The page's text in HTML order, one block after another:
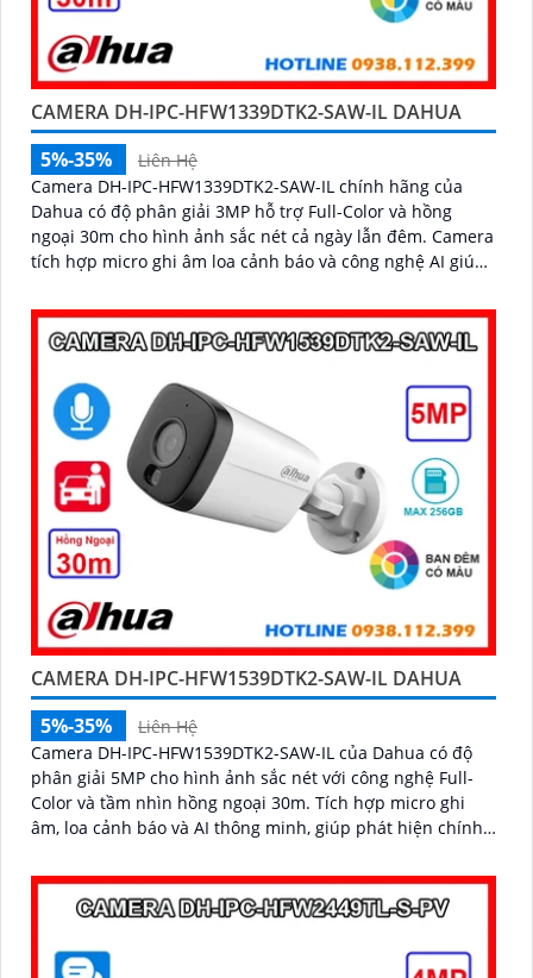
CAMERA DH-IPC-HFW1339DTK2-SAW-IL DAHUA
5%-35%
Liên Hệ
Camera DH-IPC-HFW1339DTK2-SAW-IL chính hãng của
Dahua có độ phân giải 3MP hỗ trợ Full-Color và hồng
ngoại 30m cho hình ảnh sắc nét cả ngày lẫn đêm. Camera
tích hợp micro ghi âm loa cảnh báo và công nghệ AI giúp
CAMERA DH-IPC-HFW1539DTK2-SAW-IL DAHUA
5%-35%
Liên Hệ
Camera DH-IPC-HFW1539DTK2-SAW-IL của Dahua có độ
phân giải 5MP cho hình ảnh sắc nét với công nghệ Full-
Color và tầm nhìn hồng ngoại 30m. Tích hợp micro ghi
âm, loa cảnh báo và AI thông minh, giúp phát hiện chính